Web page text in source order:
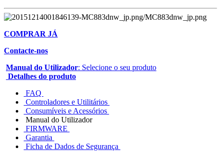
COMPRAR JÁ
Contacte-nos
Manual do Utilizador: Selecione o seu produto
Detalhes do produto
FAQ
Controladores e Utilitários
Consumíveis e Acessórios
Manual do Utilizador
FIRMWARE
Garantia
Ficha de Dados de Segurança